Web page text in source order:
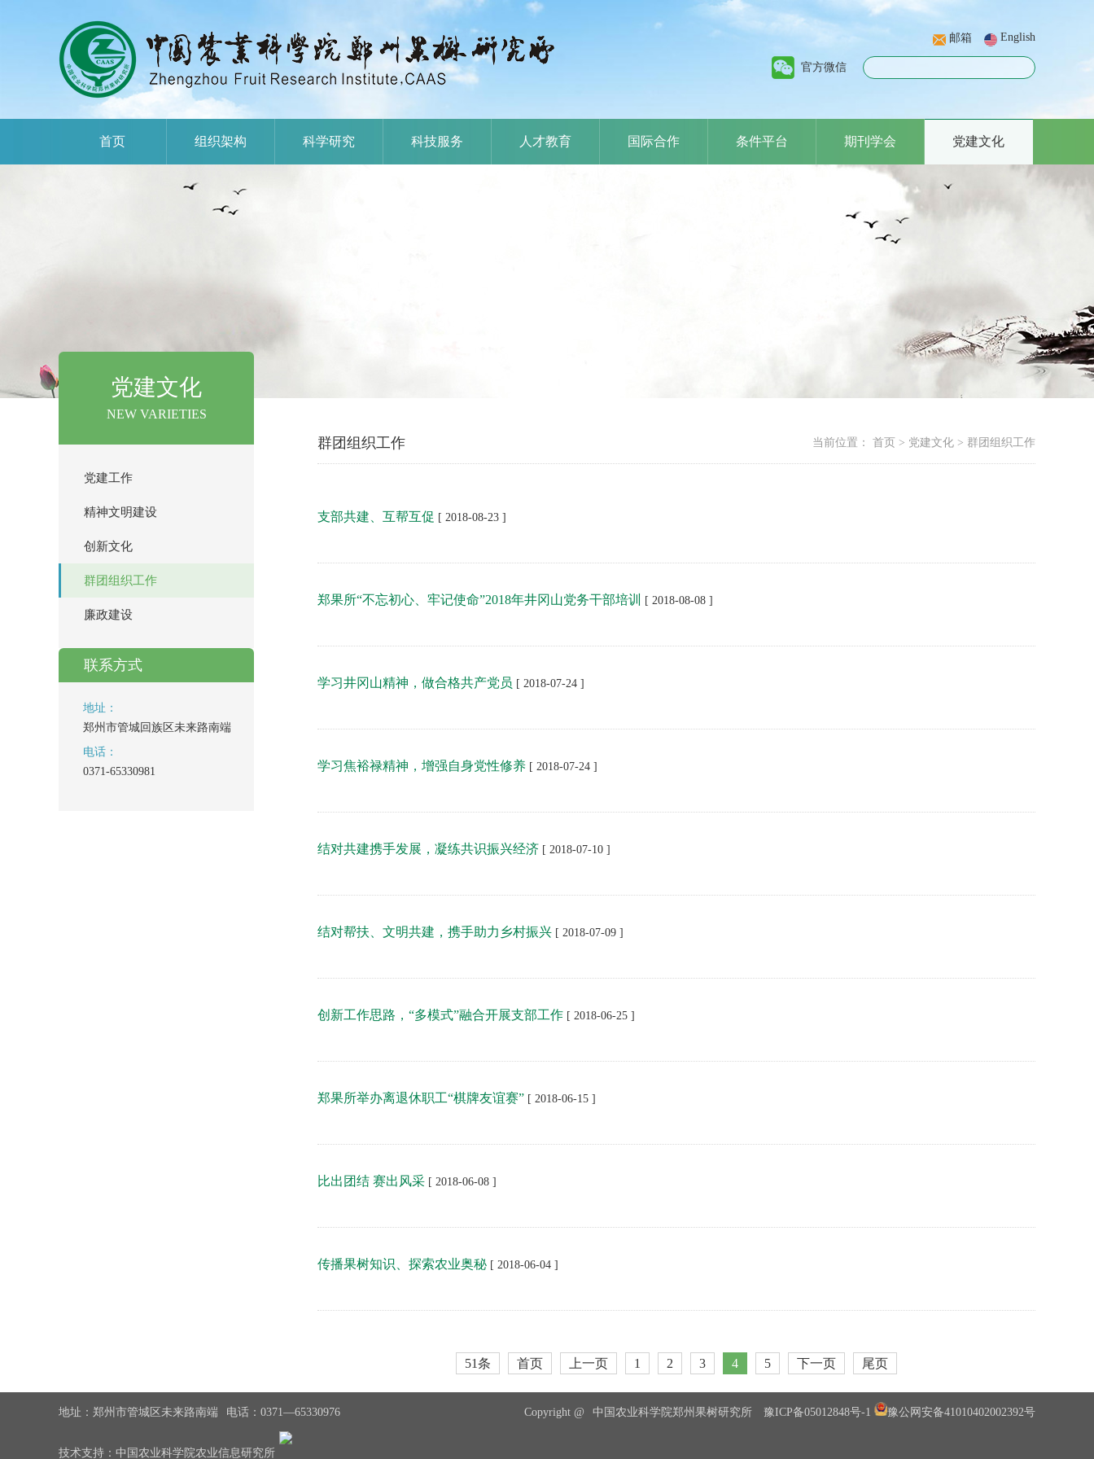
English
邮箱
官方微信
首页 组织架构 科学研究 科技服务 人才教育 国际合作 条件平台 期刊学会 党建文化
党建文化
NEW VARIETIES
党建工作
精神文明建设
创新文化
群团组织工作
廉政建设
联系方式
地址：
郑州市管城回族区未来路南端
电话：
0371-65330981
群团组织工作 当前位置： 首页 > 党建文化 > 群团组织工作
支部共建、互帮互促 [ 2018-08-23 ]
郑果所“不忘初心、牢记使命”2018年井冈山党务干部培训 [ 2018-08-08 ]
学习井冈山精神，做合格共产党员 [ 2018-07-24 ]
学习焦裕禄精神，增强自身党性修养 [ 2018-07-24 ]
结对共建携手发展，凝练共识振兴经济 [ 2018-07-10 ]
结对帮扶、文明共建，携手助力乡村振兴 [ 2018-07-09 ]
创新工作思路，“多模式”融合开展支部工作 [ 2018-06-25 ]
郑果所举办离退休职工“棋牌友谊赛” [ 2018-06-15 ]
比出团结 赛出风采 [ 2018-06-08 ]
传播果树知识、探索农业奥秘 [ 2018-06-04 ]
51条 首页 上一页 1 2 3 4 5 下一页 尾页
地址：郑州市管城区未来路南端 电话：0371—65330976 Copyright @ 中国农业科学院郑州果树研究所 豫ICP备05012848号-1 豫公网安备41010402002392号
技术支持：中国农业科学院农业信息研究所